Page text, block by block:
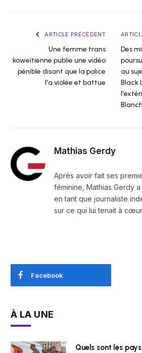
ARTICLE PRÉCÉDENT
Une femme trans
koweïtienne publie une vidéo
pénible disant que la police
l'a violée et battue
Des
au
Black
Mathias Gerdy
Après avoir fait ses
féminine, Mathias Gerdy
en tant que journaliste
sur ce qui lui tenait à cœur
Facebook
À LA UNE
Quels sont les